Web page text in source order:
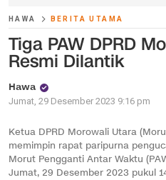
HAWA BERITA UTAMA
Tiga PAW DPRD
Resmi Dilantik
Hawa
Jumat, 29 Desember 2023 9:16 pm
Ketua DPRD Morowali Utara
memimpin rapat paripurna
Morut Pengganti Antar Waktu
Jumat, 29 Desember 2023 pukul